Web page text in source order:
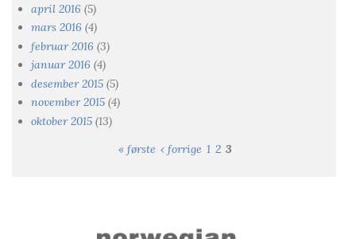
april 2016 (5)
mars 2016 (4)
februar 2016 (3)
januar 2016 (4)
desember 2015 (5)
november 2015 (4)
oktober 2015 (13)
« første ‹ forrige 1 2 3